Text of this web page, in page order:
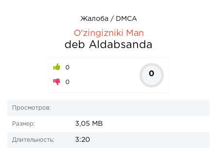
Жалоба / DMCA
O'zingizniki Man
deb Aldabsanda
0
0
0
Просмотров:
Размер: 3,05 MB
Длительность: 3:20